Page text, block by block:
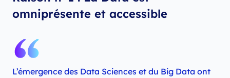
omniprésente et accessible
L’émergence des Data Sciences et du Big Data ont